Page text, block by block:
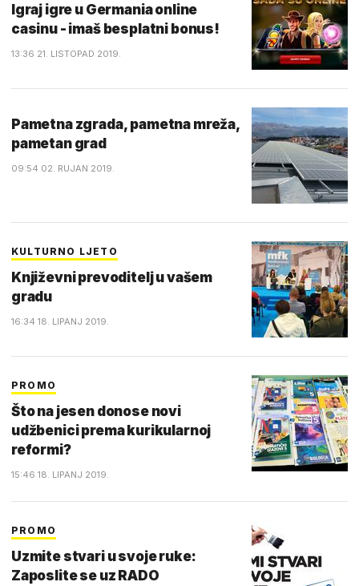
Igraj igre u Germania online
casinu - imaš besplatni bonus!
13:36 21. LISTOPAD 2019.
Pametna zgrada, pametna mreža,
pametan grad
09:54 02. RUJAN 2019.
KULTURNO LJETO
Književni prevoditelj u vašem
gradu
16:34 18. LIPANJ 2019.
PROMO
Što na jesen donose novi
udžbenici prema kurikularnoj
reformi?
15:46 18. LIPANJ 2019.
PROMO
Uzmite stvari u svoje ruke:
Zaposlite se uz RADO